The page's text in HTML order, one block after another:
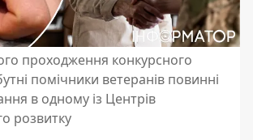
проходження конкурсного
помічники ветеранів повинні
в одному із Центрів
розвитку